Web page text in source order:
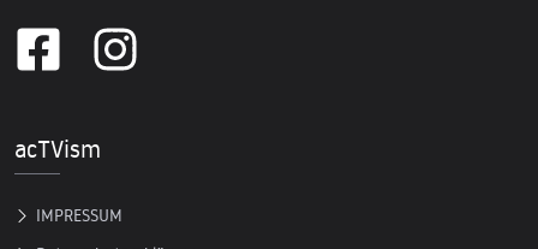
acTVism
IMPRESSUM